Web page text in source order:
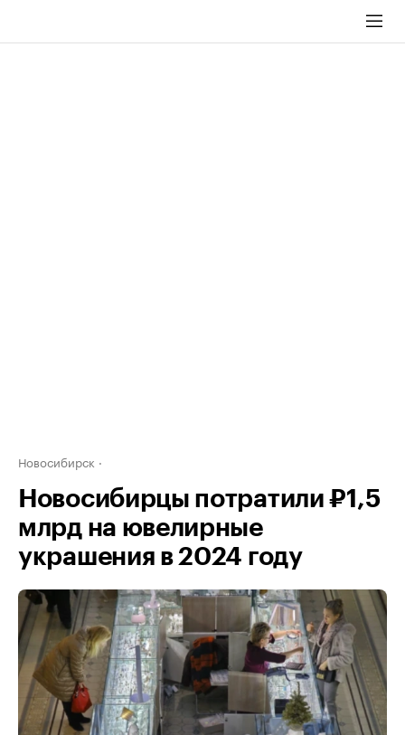
Новосибирск
Новосибирцы потратили ₽1,5
млрд на ювелирные
украшения в 2024 году